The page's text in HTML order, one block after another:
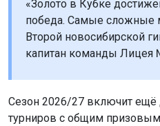
Автор: Алиса Новохатская